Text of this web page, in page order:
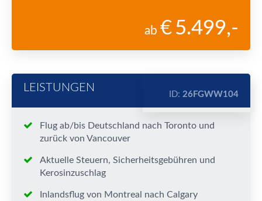
ab 5.499,-
LEISTUNGEN
Flug ab/bis Deutschland nach Toronto und
zurück von Vancouver
Aktuelle Steuern, Sicherheitsgebühren und
Kerosinzuschlag
Inlandsflug von Montreal nach Calgary
ID: 26FGWW104